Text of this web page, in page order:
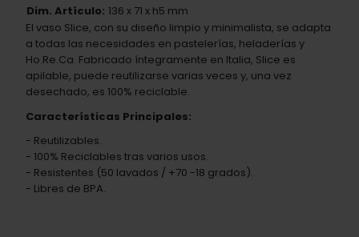
Dim. Artículo: 136 x 71 x h5 mm
El vaso Slice, con su diseño limpio y minimalista, se adapta
a todas las necesidades en pastelerías, heladerías y
Ho.Re.Ca. Fabricado íntegramente en Italia, Slice es
apilable, puede reutilizarse varias veces y, una vez
desechado, es 100% reciclable.
Características Principales:
- Reutilizables.
- 100% Reciclables tras varios usos.
- Resistentes (50 lavados / +70 -18 grados).
- Libres de BPA.